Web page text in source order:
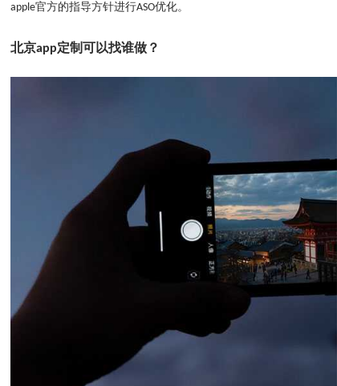
apple官方的指导方针进行ASO优化。
北京app定制可以找谁做？